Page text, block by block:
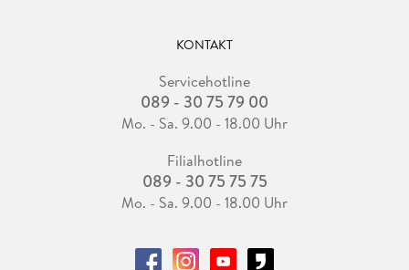
KONTAKT
Servicehotline
089 - 30 75 79 00
Mo. - Sa. 9.00 - 18.00 Uhr
Filialhotline
089 - 30 75 75 75
Mo. - Sa. 9.00 - 18.00 Uhr